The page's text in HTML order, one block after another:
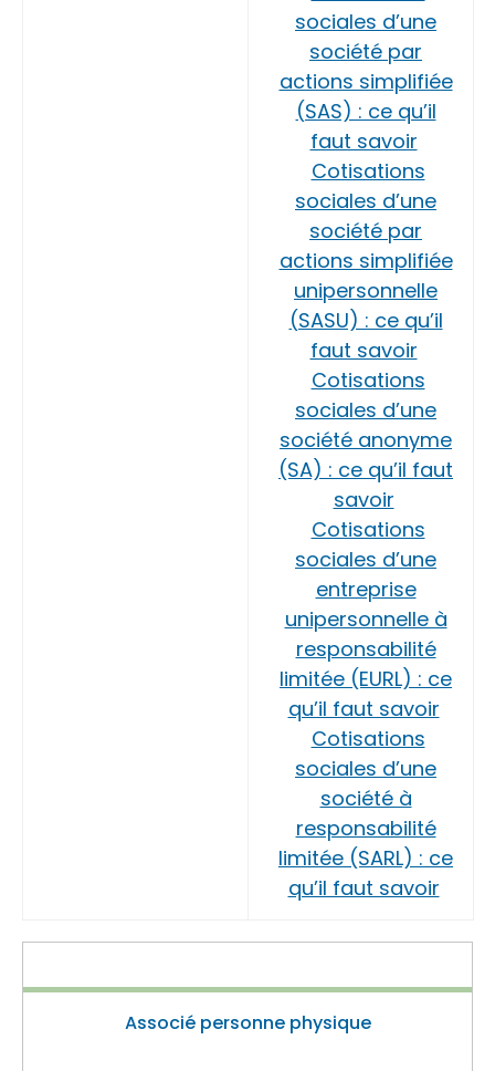
sociales d’une
société par
actions simplifiée
(SAS) : ce qu’il
faut savoir
Cotisations
sociales d’une
société par
actions simplifiée
unipersonnelle
(SASU) : ce qu’il
faut savoir
Cotisations
sociales d’une
société anonyme
(SA) : ce qu’il faut
savoir
Cotisations
sociales d’une
entreprise
unipersonnelle à
responsabilité
limitée (EURL) : ce
qu’il faut savoir
Cotisations
sociales d’une
société à
responsabilité
limitée (SARL) : ce
qu’il faut savoir
Associé personne physique